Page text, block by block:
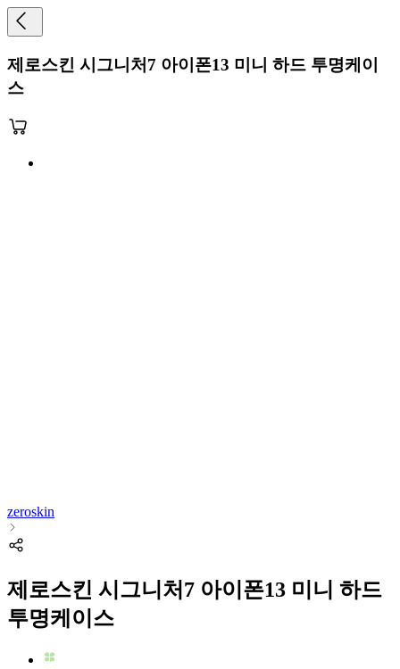
제로스킨 시그니처7 아이폰13 미니 하드 투명케이
스
zeroskin
제로스킨 시그니처7 아이폰13 미니 하드
투명케이스